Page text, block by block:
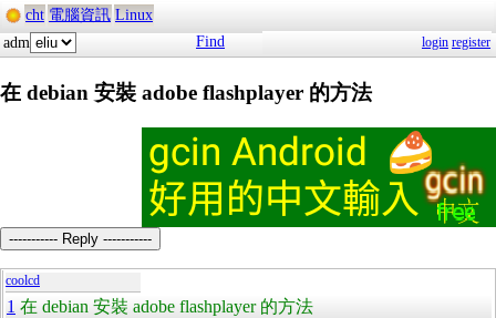
cht 電腦資訊 Linux
adm
Find login register
在 debian 安裝 adobe flashplayer 的方法
----------- Reply -----------
coolcd
1 在 debian 安裝 adobe flashplayer 的方法